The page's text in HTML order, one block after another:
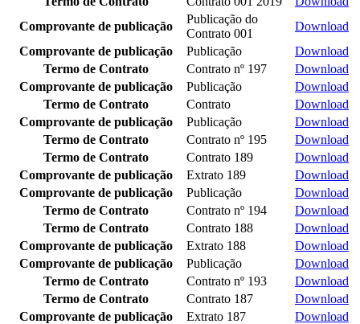
Comprovante de publicação
Publicação do
Contrato 001
Download
Comprovante de publicação
Publicação
Download
Termo de Contrato
Contrato nº 197
Download
Comprovante de publicação
Publicação
Download
Termo de Contrato
Contrato
Download
Comprovante de publicação
Publicação
Download
Termo de Contrato
Contrato nº 195
Download
Termo de Contrato
Contrato 189
Download
Comprovante de publicação
Extrato 189
Download
Comprovante de publicação
Publicação
Download
Termo de Contrato
Contrato nº 194
Download
Termo de Contrato
Contrato 188
Download
Comprovante de publicação
Extrato 188
Download
Comprovante de publicação
Publicação
Download
Termo de Contrato
Contrato nº 193
Download
Termo de Contrato
Contrato 187
Download
Comprovante de publicação
Extrato 187
Download